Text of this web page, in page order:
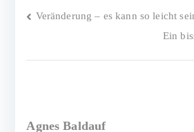
Beitragsnavigation
Veränderung – es kann so leicht
Ein
Agnes Baldauf